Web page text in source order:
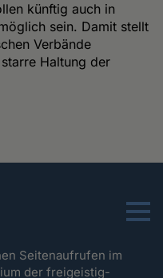
künftig auch in
sein. Damit stellt
Verbände
Haltung der
Menu
Seitenaufrufen im
der freigeistig-